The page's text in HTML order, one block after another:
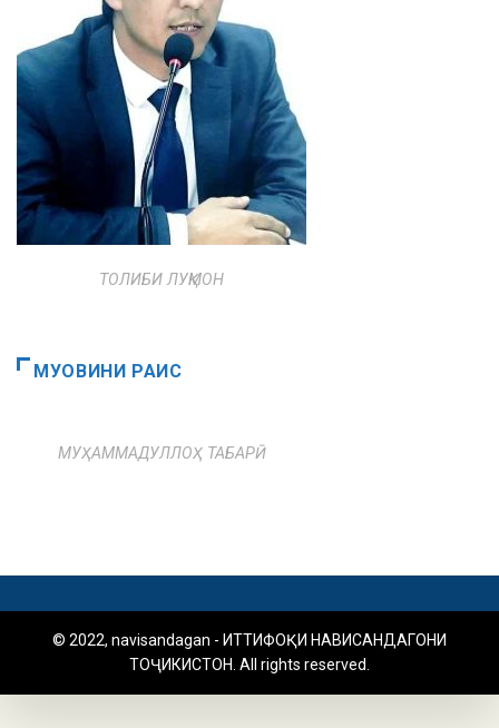
ТОЛИБИ ЛУҚМОН
МУОВИНИ РАИС
МУҲАММАДУЛЛОҲ ТАБАРӢ
© 2022, navisandagan - ИТТИФОҚИ НАВИСАНДАГОНИ
ТОҶИКИСТОН. All rights reserved.